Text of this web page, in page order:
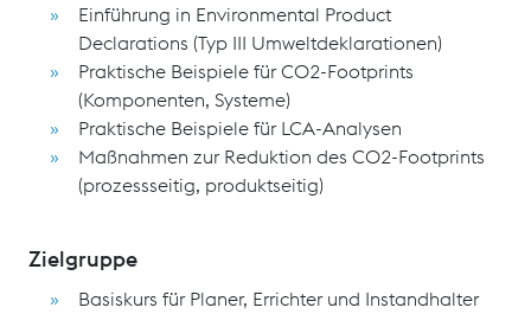
Einführung in Environmental Product
Declarations (Typ III Umweltdeklarationen)
Praktische Beispiele für CO2-Footprints
(Komponenten, Systeme)
Praktische Beispiele für LCA-Analysen
Maßnahmen zur Reduktion des CO2-Footprints
(prozessseitig, produktseitig)
Zielgruppe
Basiskurs für Planer, Errichter und Instandhalter